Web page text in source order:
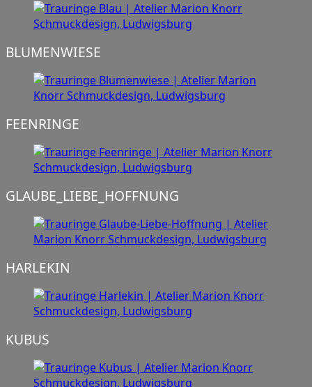
BLUMENWIESE
FEENRINGE
GLAUBE_LIEBE_HOFFNUNG
HARLEKIN
KUBUS